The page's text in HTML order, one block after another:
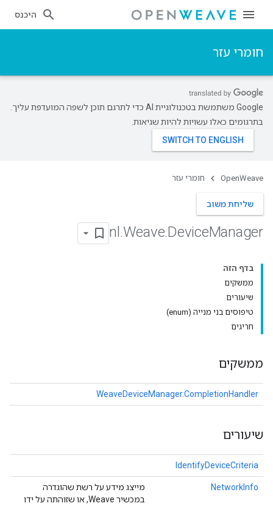
היכנס
חומרי עזר
‫Google משתמשת בטכנולוגיית AI כדי לתרגם תוכן לשפה המועדפת עליך.
בתרגומים כאלו עשויות להיות שגיאות.
OpenWeave חומרי עזר
שליחת משוב
nl .Weave.DeviceManager
בדף הזה
ממשקים
שיעורים
טיפוסים בני מנייה (enum)
חריגים
ממשקים
WeaveDeviceManager.CompletionHandler
שיעורים
IdentifyDeviceCriteria
NetworkInfo
מייצג מידע על רשת שהוגדרה
במכשיר Weave, או שזוהתה על ידו